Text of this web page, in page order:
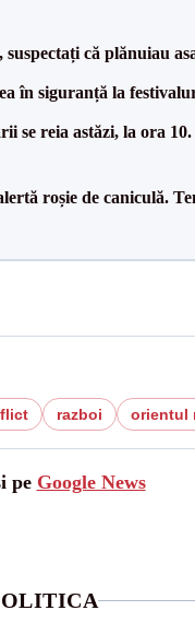
că plănuiau
în siguranță la
se reia astăzi, la ora
roșie de caniculă.
razboi orientul
pe Google News